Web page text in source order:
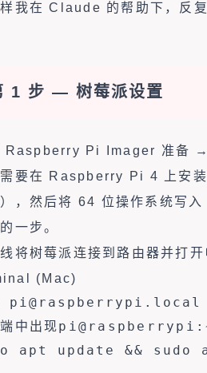
我在 Claude 的帮助下，反
1 步 — 树莓派设置
Raspberry Pi Imager 准备
要在 Raspberry Pi 4 上安
，然后将 64 位操作系统写
一步。
将树莓派连接到路由器并打
(Mac)
pi@raspberrypi.local
中出现
apt update && sudo